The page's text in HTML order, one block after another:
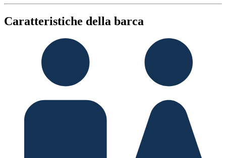
Caratteristiche della barca